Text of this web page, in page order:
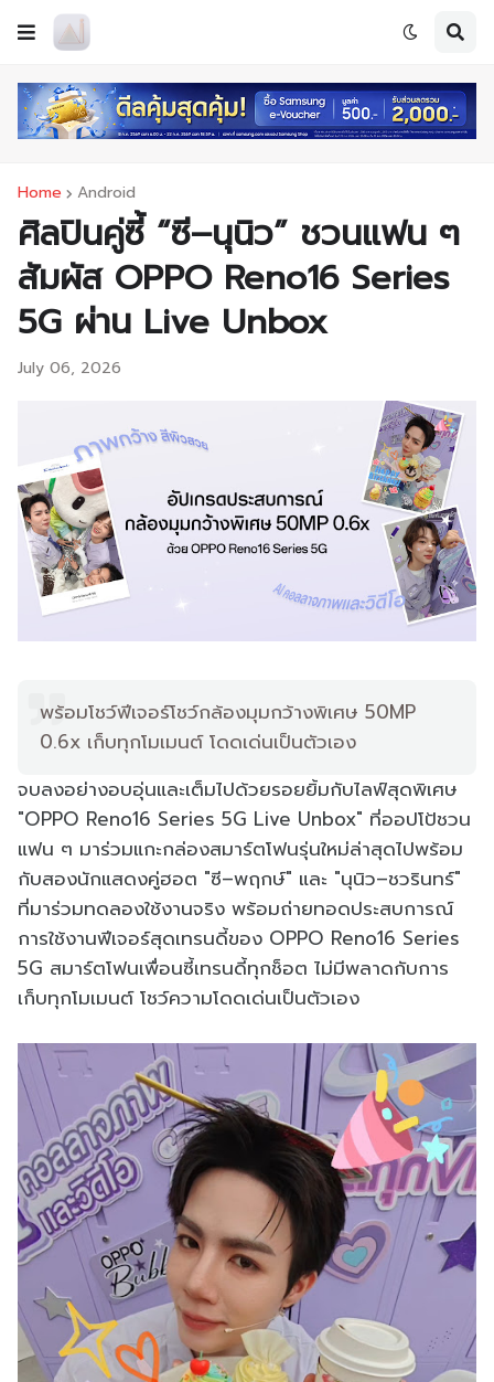
Home Android
ศิลปินคู่ซี้ “ซี–นุนิว” ชวนแฟน ๆ
สัมผัส OPPO Reno16 Series
5G ผ่าน Live Unbox
July 06, 2026
พร้อมโชว์ฟีเจอร์โชว์กล้องมุมกว้างพิเศษ 50MP
0.6x เก็บทุกโมเมนต์ โดดเด่นเป็นตัวเอง
จบลงอย่างอบอุ่นและเต็มไปด้วยรอยยิ้มกับไลฟ์สุดพิเศษ
"OPPO Reno16 Series 5G Live Unbox" ที่ออปโป้ชวน
แฟน ๆ มาร่วมแกะกล่องสมาร์ตโฟนรุ่นใหม่ล่าสุดไปพร้อม
กับสองนักแสดงคู่ฮอต "ซี–พฤกษ์" และ "นุนิว–ชวรินทร์"
ที่มาร่วมทดลองใช้งานจริง พร้อมถ่ายทอดประสบการณ์
การใช้งานฟีเจอร์สุดเทรนดี้ของ OPPO Reno16 Series
5G สมาร์ตโฟนเพื่อนซี้เทรนดี้ทุกช็อต ไม่มีพลาดกับการ
เก็บทุกโมเมนต์ โชว์ความโดดเด่นเป็นตัวเอง